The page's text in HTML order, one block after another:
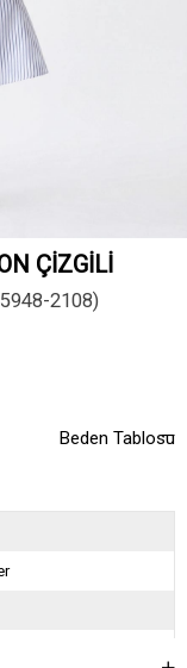
ÇİZGİLİ
2108)
Beden Tablosu